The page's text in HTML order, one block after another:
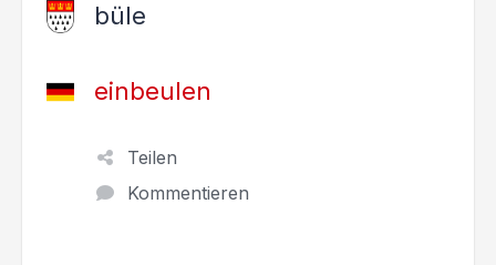
büle
einbeulen
Teilen
Kommentieren